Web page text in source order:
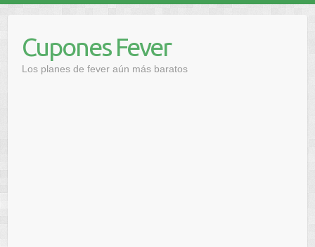
contenidoCupones Fever
Los planes de fever aún más baratos